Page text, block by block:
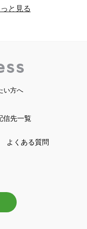
と見る
い方へ
信先一覧
よくある質問